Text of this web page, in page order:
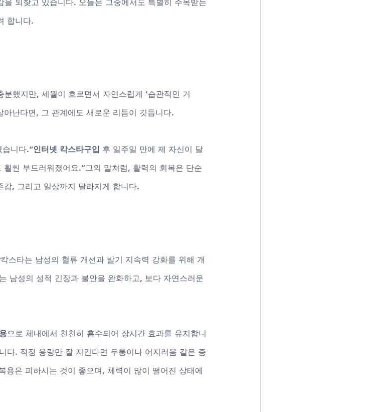
을 되찾고 있습니다. 오늘은 그중에서도 특별히 주목받는
합니다.
했지만, 세월이 흐르면서 자연스럽게 ‘습관적인 거
난다면, 그 관계에도 새로운 리듬이 깃듭니다.
니다.“인터넷 칵스타구입 후 일주일 만에 제 자신이 달
씬 부드러워졌어요.”그의 말처럼, 활력의 회복은 단순
, 그리고 일상까지 달라지게 합니다.
칵스타는 남성의 혈류 개선과 발기 지속력 강화를 위해 개
남성의 성적 긴장과 불안을 완화하고, 보다 자연스러운
으로 체내에서 천천히 흡수되어 장시간 효과를 유지합니
다. 적정 용량만 잘 지킨다면 두통이나 어지러움 같은 증
은 피하시는 것이 좋으며, 체력이 많이 떨어진 상태에